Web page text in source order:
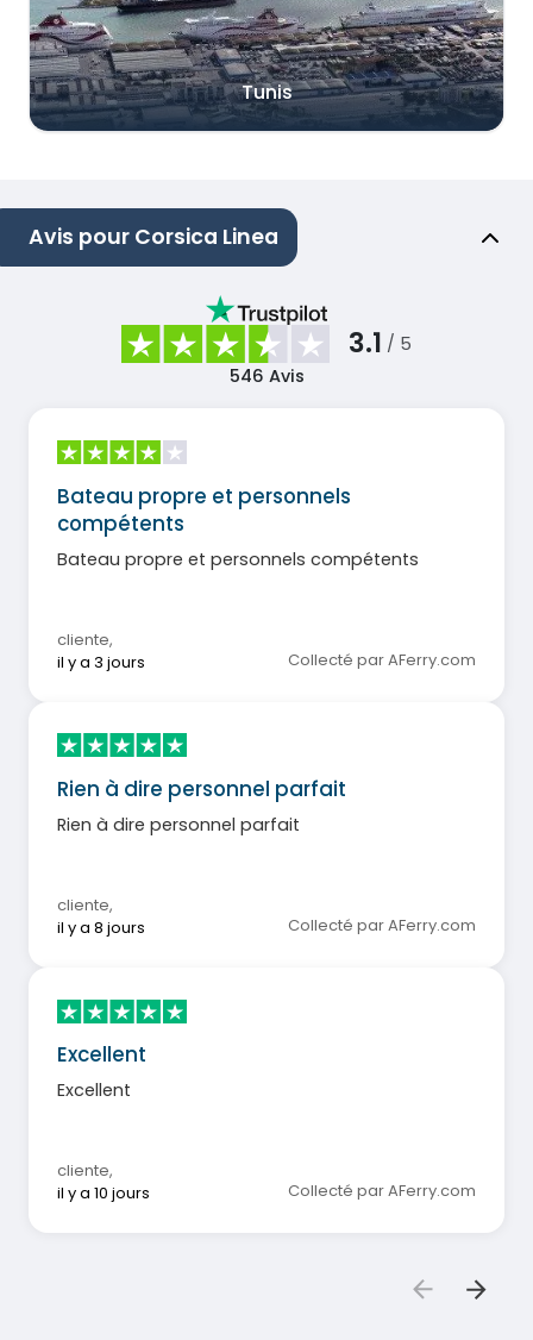
Tunis
Avis pour Corsica Linea
3.1 / 5
546 Avis
Bateau propre et personnels
compétents
Bateau propre et personnels compétents
cliente,
il y a 3 jours
Collecté par AFerry.com
Rien à dire personnel parfait
Rien à dire personnel parfait
cliente,
il y a 8 jours
Collecté par AFerry.com
Excellent
Excellent
cliente,
il y a 10 jours
Collecté par AFerry.com